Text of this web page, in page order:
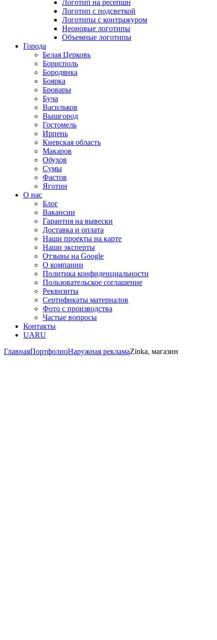
Логотип на ресепшн
Логотип с подсветкой
Логотипы с контражуром
Неоновые логотипы
Объемные логотипы
Города
Белая Церковь
Борисполь
Бородянка
Боярка
Бровары
Буча
Васильков
Вышгород
Гостомель
Ирпень
Киевская область
Макаров
Обухов
Сумы
Фастов
Яготин
О нас
Блог
Вакансии
Гарантия на вывески
Доставка и оплата
Наши проекты на карте
Наши эксперты
Отзывы на Google
О компании
Политика конфиденциальности
Пользовательское соглашение
Реквизиты
Сертификаты материалов
Фото с производства
Частые вопросы
Контакты
UARU
ГлавнаяПортфолиоНаружная рекламаZinka, магазин